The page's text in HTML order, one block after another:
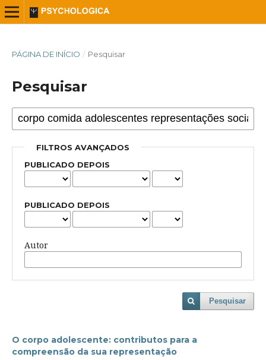
PÁGINA DE INÍCIO / Pesquisar
Pesquisar
FILTROS AVANÇADOS
PUBLICADO DEPOIS
PUBLICADO DEPOIS
Autor
Pesquisar
O corpo adolescente: contributos para a
compreensão da sua representação